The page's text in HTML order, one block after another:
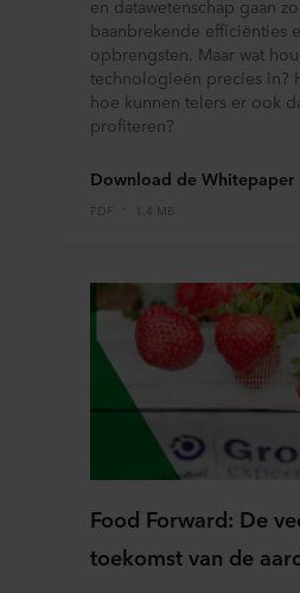
te klikken.
Over ons gebruik van cookies
rubriek ‘Over ons’, en over de
persoonsgegevens in onze
verwerkingsverantwoordelijke is
en datawetenschap gaan
baanbrekende efficiënties
opbrengsten. Maar wat
technologieën precies in?
hoe kunnen telers er ook
profiteren?
Download de Whitepaper
PDF 1.4 MB
Food Forward: De
toekomst van de